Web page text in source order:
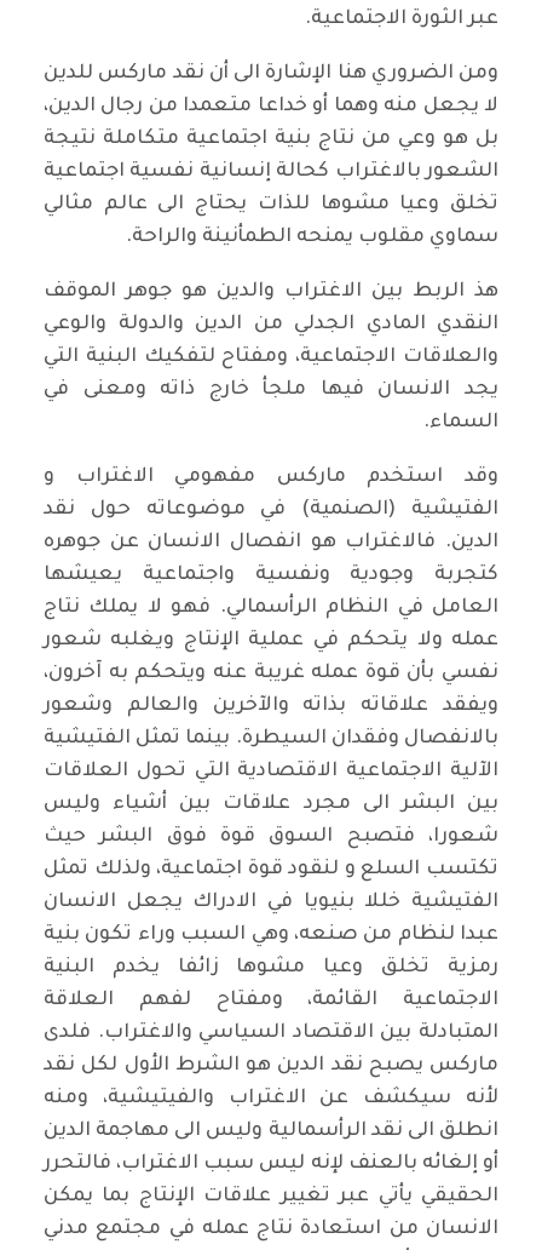
عبر الثورة الاجتماعية.
ومن الضروري هنا الإشارة الى أن نقد ماركس للدين
لا يجعل منه وهما أو خداعا متعمدا من رجال الدين،
بل هو وعي من نتاج بنية اجتماعية متكاملة نتيجة
الشعور بالاغتراب كحالة إنسانية نفسية اجتماعية
تخلق وعيا مشوها للذات يحتاج الى عالم مثالي
سماوي مقلوب يمنحه الطمأنينة والراحة.
هذ الربط بين الاغتراب والدين هو جوهر الموقف
النقدي المادي الجدلي من الدين والدولة والوعي
والعلاقات الاجتماعية، ومفتاح لتفكيك البنية التي
يجد الانسان فيها ملجأ خارج ذاته ومعنى في
السماء.
وقد استخدم ماركس مفهومي الاغتراب و
الفتيشية (الصنمية) في موضوعاته حول نقد
الدين. فالاغتراب هو انفصال الانسان عن جوهره
كتجربة وجودية ونفسية واجتماعية يعيشها
العامل في النظام الرأسمالي. فهو لا يملك نتاج
عمله ولا يتحكم في عملية الإنتاج ويغلبه شعور
نفسي بأن قوة عمله غريبة عنه ويتحكم به آخرون،
ويفقد علاقاته بذاته والآخرين والعالم وشعور
بالانفصال وفقدان السيطرة. بينما تمثل الفتيشية
الآلية الاجتماعية الاقتصادية التي تحول العلاقات
بين البشر الى مجرد علاقات بين أشياء وليس
شعورا، فتصبح السوق قوة فوق البشر حيث
تكتسب السلع و لنقود قوة اجتماعية، ولذلك تمثل
الفتيشية خللا بنيويا في الادراك يجعل الانسان
عبدا لنظام من صنعه، وهي السبب وراء تكون بنية
رمزية تخلق وعيا مشوها زائفا يخدم البنية
الاجتماعية القائمة، ومفتاح لفهم العلاقة
المتبادلة بين الاقتصاد السياسي والاغتراب. فلدى
ماركس يصبح نقد الدين هو الشرط الأول لكل نقد
لأنه سيكشف عن الاغتراب والفيتيشية، ومنه
انطلق الى نقد الرأسمالية وليس الى مهاجمة الدين
أو إلغائه بالعنف لإنه ليس سبب الاغتراب، فالتحرر
الحقيقي يأتي عبر تغيير علاقات الإنتاج بما يمكن
الانسان من استعادة نتاج عمله في مجتمع مدني